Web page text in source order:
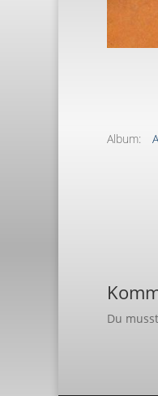
Album:
Du musst